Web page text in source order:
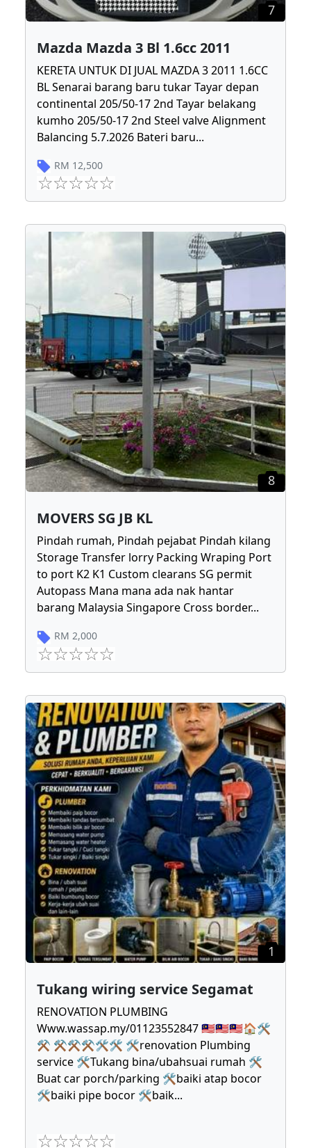
7
Mazda Mazda 3 Bl 1.6cc 2011
KERETA UNTUK DI JUAL MAZDA 3 2011 1.6CC
BL Senarai barang baru tukar Tayar depan
continental 205/50-17 2nd Tayar belakang
kumho 205/50-17 2nd Steel valve Alignment
Balancing 5.7.2026 Bateri baru...
RM 12,500
8
MOVERS SG JB KL
Pindah rumah, Pindah pejabat Pindah kilang
Storage Transfer lorry Packing Wraping Port
to port K2 K1 Custom clearans SG permit
Autopass Mana mana ada nak hantar
barang Malaysia Singapore Cross border...
RM 2,000
1
Tukang wiring service Segamat
RENOVATION PLUMBING
Www.wassap.my/01123552847 🇲🇾🇲🇾🇲🇾🏠🛠
⚒ ⚒⚒⚒🛠🛠 🛠renovation Plumbing
service 🛠Tukang bina/ubahsuai rumah 🛠
Buat car porch/parking 🛠baiki atap bocor
🛠baiki pipe bocor 🛠baik...